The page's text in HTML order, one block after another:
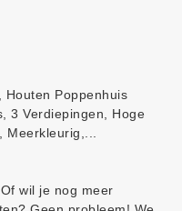
Houten Poppenhuis
3 Verdiepingen, Hoge
Meerkleurig,...
wil je nog meer